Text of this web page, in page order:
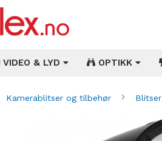
VIDEO & LYD OPTIKK
Kamerablitser og tilbehør Blitser